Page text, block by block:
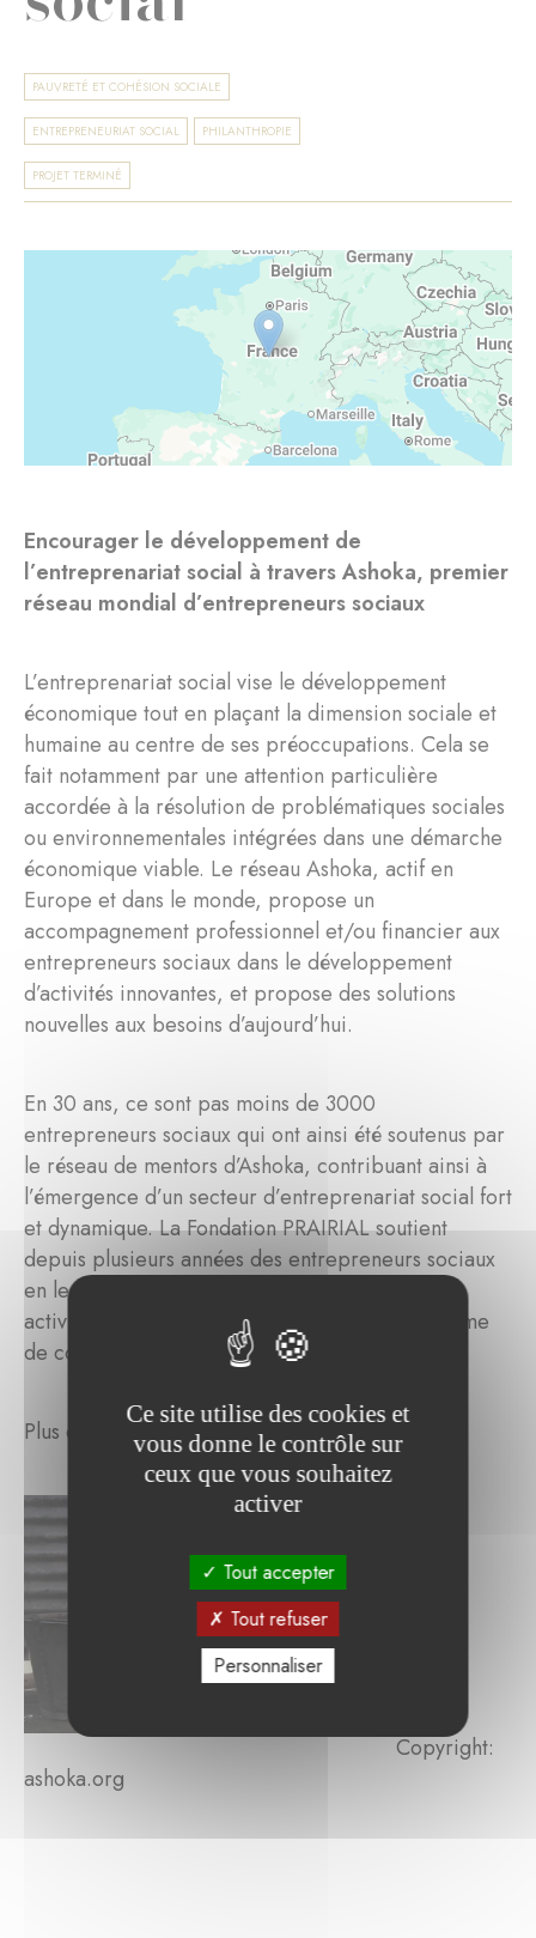
PAUVRETÉ ET COHÉSION SOCIALE
ENTREPRENEURIAT SOCIAL PHILANTHROPIE
PROJET TERMINÉ
Encourager le développement de
l’entreprenariat social à travers Ashoka, premier
réseau mondial d’entrepreneurs sociaux
L’entreprenariat social vise le développement
économique tout en plaçant la dimension sociale et
humaine au centre de ses préoccupations. Cela se
fait notamment par une attention particulière
accordée à la résolution de problématiques sociales
ou environnementales intégrées dans une démarche
économique viable. Le réseau Ashoka, actif en
Europe et dans le monde, propose un
accompagnement professionnel et/ou financier aux
entrepreneurs sociaux dans le développement
d’activités innovantes, et propose des solutions
nouvelles aux besoins d’aujourd’hui.
En 30 ans, ce sont pas moins de 3000
entrepreneurs sociaux qui ont ainsi été soutenus par
le réseau de mentors d’Ashoka, contribuant ainsi à
l’émergence d’un secteur d’entreprenariat social fort
et dynamique. La Fondation PRAIRIAL soutient
depuis plusieurs années des entrepreneurs sociaux
en leur offrant à la fois un financement de leurs
activités ainsi qu’une accompagnement sous forme
de coaching.
Plus d’informations :http://france.ashoka.org/
Copyright:
ashoka.org
Ce site utilise des cookies et
vous donne le contrôle sur
ceux que vous souhaitez
activer
Tout accepter
Tout refuser
Personnaliser